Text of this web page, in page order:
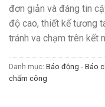
đơn giản và đáng tin
độ cao, thiết kế tương
tránh va chạm trên kết
Danh mục: Báo động - Báo
chấm công